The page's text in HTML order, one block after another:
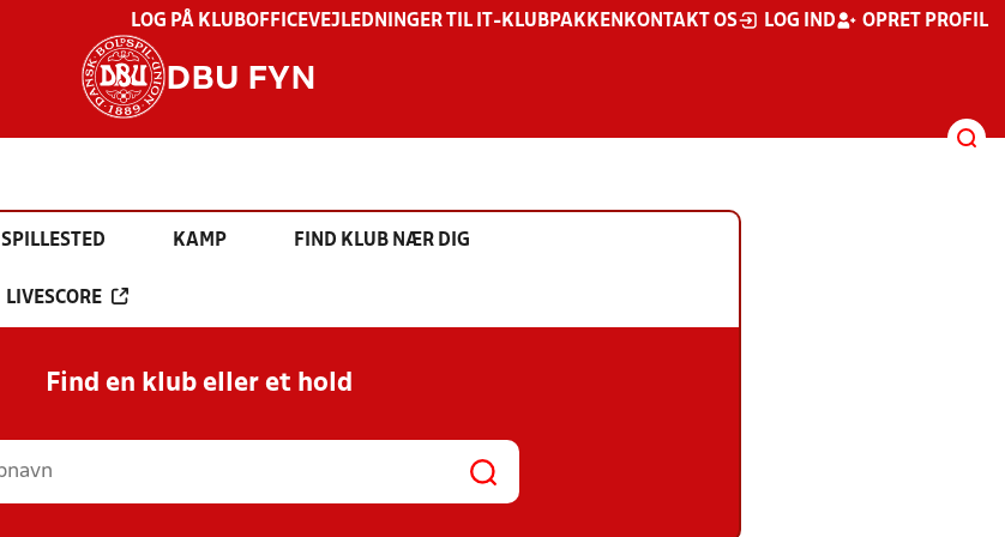
LOG PÅ KLUBOFFICEVEJLEDNINGER TIL IT-KLUBPAKKEN KONTAKT OS LOG IND OPRET PROFIL
DBU FYN
SPILLESTED KAMP FIND KLUB NÆR DIG
LIVESCORE
Find en klub eller et hold